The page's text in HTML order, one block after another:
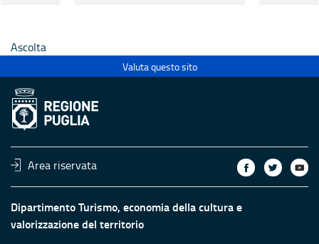
Ascolta
Valuta questo sito
Area riservata
Dipartimento Turismo, economia della cultura e
valorizzazione del territorio